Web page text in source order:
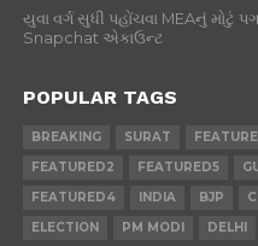
યુવા વર્ગ સુધી પહોંચવા MEAનું મોટું
Snapchat એકાઉન્ટ
POPULAR TAGS
BREAKING SURAT
FEATURED2
FEATURED5
FEATURED4
INDIA BJP
ELECTION
PM MODI DELHI